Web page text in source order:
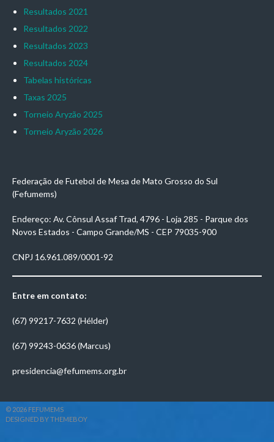
Resultados 2021
Resultados 2022
Resultados 2023
Resultados 2024
Tabelas históricas
Taxas 2025
Torneio Aryzão 2025
Torneio Aryzão 2026
Federação de Futebol de Mesa de Mato Grosso do Sul
(Fefumems)
Endereço: Av. Cônsul Assaf Trad, 4796 - Loja 285 - Parque dos
Novos Estados - Campo Grande/MS - CEP 79035-900
CNPJ 16.961.089/0001-92
Entre em contato:
(67) 99217-7632 (Hélder)
(67) 99243-0636 (Marcus)
presidencia@fefumems.org.br
© 2026 FEFUMEMS
DESIGNED BY THEMEBOY